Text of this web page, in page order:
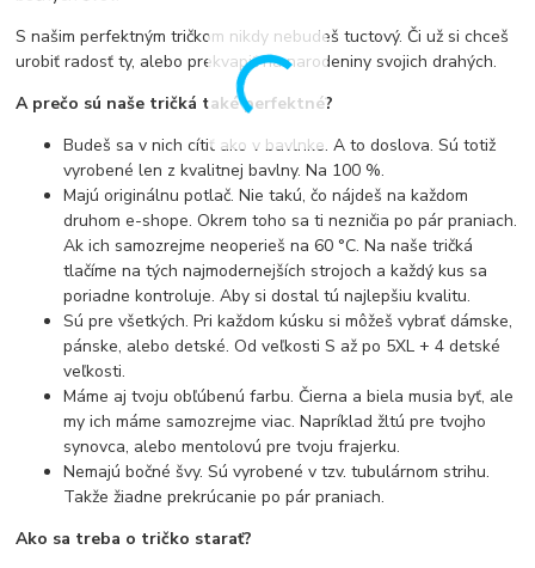
S našim perfektným tričkom nikdy nebudeš tuctový. Či už si chceš
urobiť radosť ty, alebo prekvapiť na narodeniny svojich drahých.
A prečo sú naše tričká také perfektné?
Budeš sa v nich cítiť ako v bavlnke. A to doslova. Sú totiž
vyrobené len z kvalitnej bavlny. Na 100 %.
Majú originálnu potlač. Nie takú, čo nájdeš na každom
druhom e-shope. Okrem toho sa ti nezničia po pár praniach.
Ak ich samozrejme neoperieš na 60 °C. Na naše tričká
tlačíme na tých najmodernejších strojoch a každý kus sa
poriadne kontroluje. Aby si dostal tú najlepšiu kvalitu.
Sú pre všetkých. Pri každom kúsku si môžeš vybrať dámske,
pánske, alebo detské. Od veľkosti S až po 5XL + 4 detské
veľkosti.
Máme aj tvoju obľúbenú farbu. Čierna a biela musia byť, ale
my ich máme samozrejme viac. Napríklad žltú pre tvojho
synovca, alebo mentolovú pre tvoju frajerku.
Nemajú bočné švy. Sú vyrobené v tzv. tubulárnom strihu.
Takže žiadne prekrúcanie po pár praniach.
Ako sa treba o tričko starať?